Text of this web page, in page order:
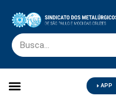
APP